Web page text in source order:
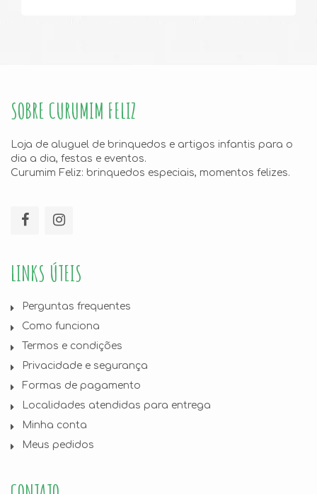
SOBRE CURUMIM FELIZ
Loja de aluguel de brinquedos e artigos infantis para o
dia a dia, festas e eventos.
Curumim Feliz: brinquedos especiais, momentos felizes.
LINKS ÚTEIS
Perguntas frequentes
Como funciona
Termos e condições
Privacidade e segurança
Formas de pagamento
Localidades atendidas para entrega
Minha conta
Meus pedidos